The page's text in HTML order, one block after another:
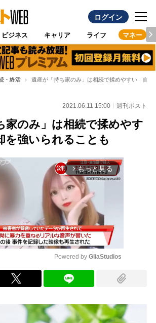
ログイン
ビジネス キャリア ライフ マネー
・終活 遺産が「持ち家のみ」は相続で揉めやすい 自宅
2021.06.11 15:00 週刊ポスト
家のみ」は相続で揉めやす
強いられることも
arrow_forward_ios もっと見る
Powered by GliaStudios